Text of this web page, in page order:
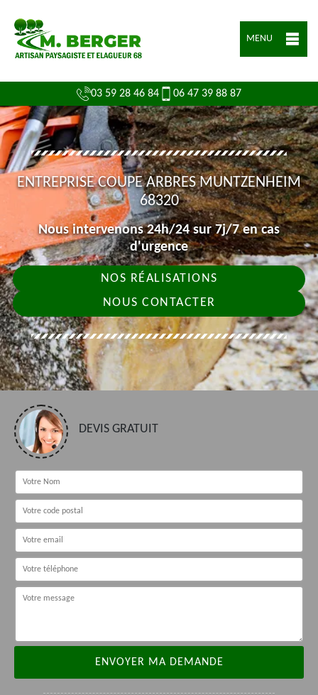
MENU
03 59 28 46 84 06 47 39 88 87
ENTREPRISE COUPE ARBRES MUNTZENHEIM
68320
Nous intervenons 24h/24 sur 7j/7 en cas
d'urgence
NOS RÉALISATIONS
NOUS CONTACTER
DEVIS GRATUIT